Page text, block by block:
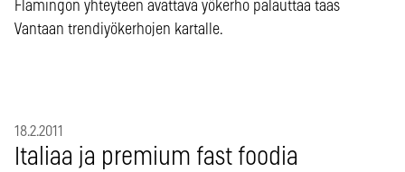
Flamingon yhteyteen avattava yökerho palauttaa taas
Vantaan trendiyökerhojen kartalle.
18.2.2011
Italiaa ja premium fast foodia